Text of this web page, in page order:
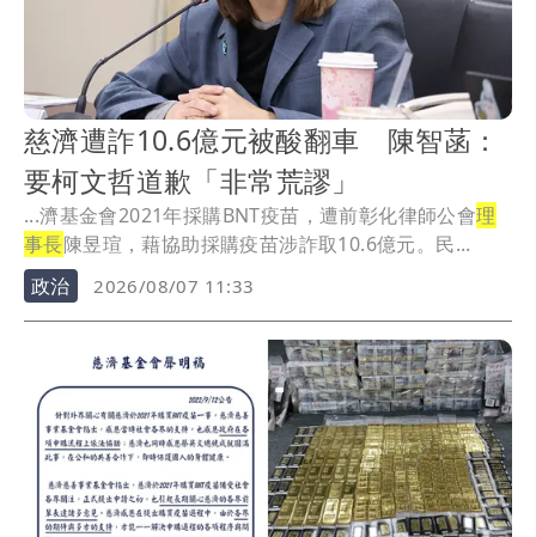
慈濟遭詐10.6億元被酸翻車 陳智菡：
要柯文哲道歉「非常荒謬」
...濟基金會2021年採購BNT疫苗，遭前彰化律師公會理
事長陳昱瑄，藉協助採購疫苗涉詐取10.6億元。民...
政治
2026/08/07 11:33